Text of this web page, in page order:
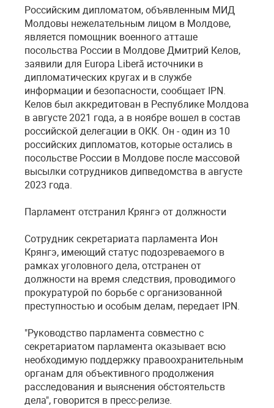
Российским дипломатом, объявленным МИД
Молдовы нежелательным лицом в Молдове,
является помощник военного атташе
посольства России в Молдове Дмитрий Келов,
заявили для Europa Liberă источники в
дипломатических кругах и в службе
информации и безопасности, сообщает IPN.
Келов был аккредитован в Республике Молдова
в августе 2021 года, а в ноябре вошел в состав
российской делегации в ОКК. Он - один из 10
российских дипломатов, которые остались в
посольстве России в Молдове после массовой
высылки сотрудников дипведомства в августе
2023 года.
Парламент отстранил Крянгэ от должности
Сотрудник секретариата парламента Ион
Крянгэ, имеющий статус подозреваемого в
рамках уголовного дела, отстранен от
должности на время следствия, проводимого
прокуратурой по борьбе с организованной
преступностью и особым делам, передает IPN.
"Руководство парламента совместно с
секретариатом парламента оказывает всю
необходимую поддержку правоохранительным
органам для объективного продолжения
расследования и выяснения обстоятельств
дела", говорится в пресс-релизе.